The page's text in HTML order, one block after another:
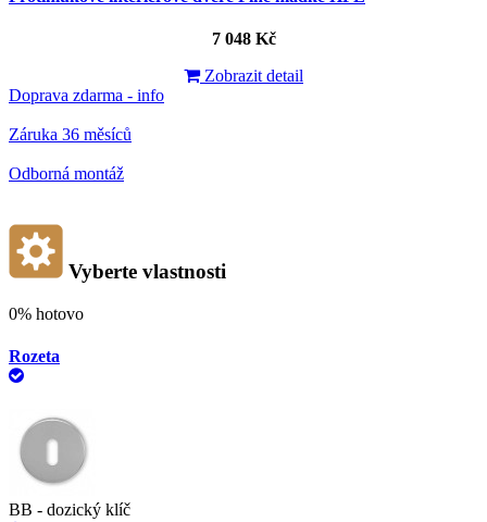
7 048 Kč
Zobrazit detail
Doprava zdarma - info
Záruka 36 měsíců
Odborná montáž
Vyberte vlastnosti
0% hotovo
Rozeta
BB - dozický klíč